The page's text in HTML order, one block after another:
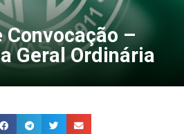
Convocação –
Geral Ordinária